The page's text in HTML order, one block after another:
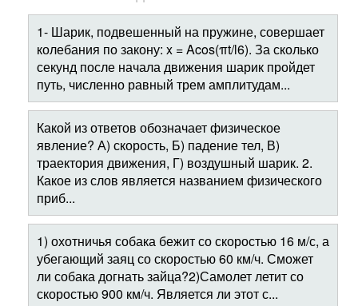
1- Шарик, подвешенный на пружине, совершает
колебания по закону: x = Acos(πt/l6). За сколько
секунд после начала движения шарик пройдет
путь, численно равный трем амплитудам...
Какой из ответов обозначает физическое
явление? А) скорость, Б) падение тел, В)
траектория движения, Г) воздушный шарик. 2.
Какое из слов является названием физического
приб...
1) охотничья собака бежит со скоростью 16 м/с, а
убегающий заяц со скоростью 60 км/ч. Сможет
ли собака догнать зайца?2)Самолет летит со
скоростью 900 км/ч. Является ли этот с...